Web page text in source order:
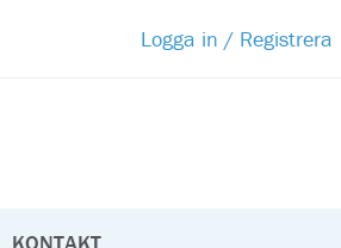
Logga in / Registrera
KONTAKT